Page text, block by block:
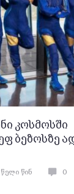
კოსმოსში
ბეზოსზე
წელი წინ 0